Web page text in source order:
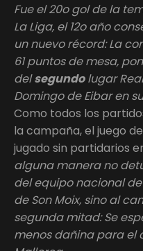
Fue el 20o gol de la
La Liga, el 12o año
un nuevo récord: La
61 puntos de mesa,
delsegundolugar
Domingo de Eibar en
Como todos los
la campaña, el juego
jugado sin partidarios
alguna manera no
del equipo nacional de
de Son Moix, sino al
segunda mitad: Se
menos dañina para